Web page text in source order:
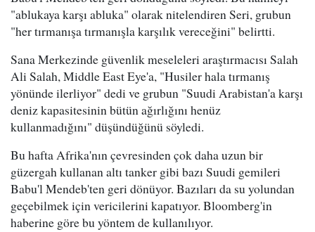
"ablukaya karşı abluka" olarak nitelendiren Seri, grubun
"her tırmanışa tırmanışla karşılık vereceğini" belirtti.
Sana Merkezinde güvenlik meseleleri araştırmacısı Salah
Ali Salah, Middle East Eye'a, "Husiler hala tırmanış
yönünde ilerliyor" dedi ve grubun "Suudi Arabistan'a karşı
deniz kapasitesinin bütün ağırlığını henüz
kullanmadığını" düşündüğünü söyledi.
Bu hafta Afrika'nın çevresinden çok daha uzun bir
güzergah kullanan altı tanker gibi bazı Suudi gemileri
Babu'l Mendeb'ten geri dönüyor. Bazıları da su yolundan
geçebilmek için vericilerini kapatıyor. Bloomberg'in
haberine göre bu yöntem de kullanılıyor.